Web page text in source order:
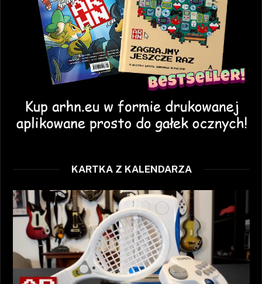
KARTKA Z KALENDARZA